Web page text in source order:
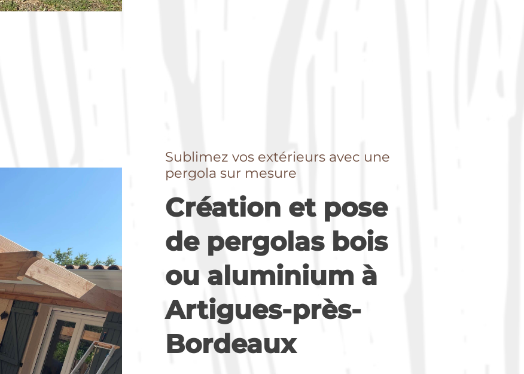
Sublimez vos extérieurs avec une
pergola sur mesure
Création et pose
de pergolas bois
ou aluminium à
Artigues-près-
Bordeaux